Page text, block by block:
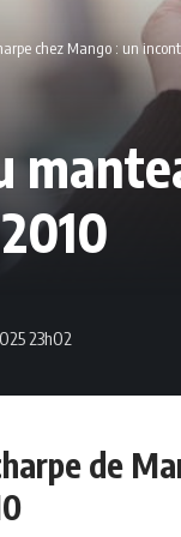
chez Mango : un
23h02
de